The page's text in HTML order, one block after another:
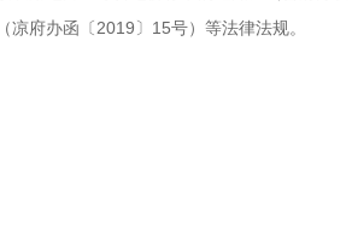
府办函〔2019〕15号）等法律法规。